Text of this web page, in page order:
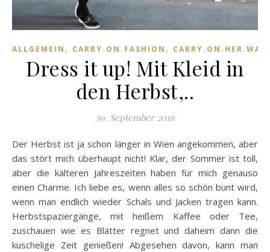
ALLGEMEIN , CARRY.ON.FASHION ,
Dress it up! Mit Kleid in
den Herbst,..
30. September 2016
Der Herbst ist ja schon länger in Wien angekommen, aber
das stört mich überhaupt nicht! Klar, der Sommer ist toll,
aber die kälteren Jahreszeiten haben für mich genauso
einen Charme. Ich liebe es, wenn alles so schön bunt wird,
wenn man endlich wieder Schals und Jacken tragen kann.
Herbstspaziergänge, mit heißem Kaffee oder Tee,
zuschauen wie es Blätter regnet und daheim dann die
kuschelige Zeit genießen! Abgesehen davon, kann man